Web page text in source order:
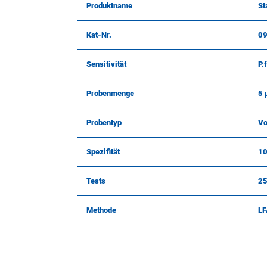
Produktname
Kat-Nr.
Sensitivität
Probenmenge 5
Probentyp
Spezifität
Tests 25
Methode